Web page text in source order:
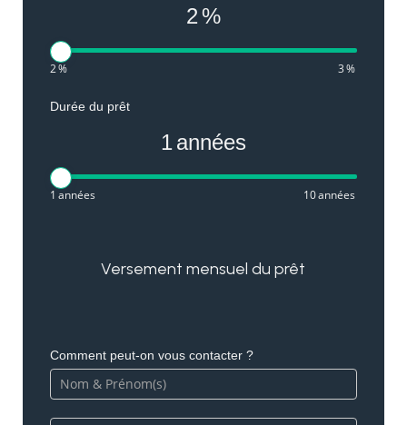
2%
2% 3%
Durée du prêt
1années
1 années 10années
Versement mensuel du prêt
Comment peut-on vous contacter ?
remplissez
pas
ce